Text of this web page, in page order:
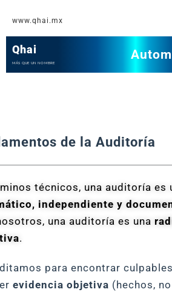
contenido
www.qhai.mx
Qhai
MÁS QUE UN NOMBRE
de la Auditoría
técnicos, una auditoría es
independiente y
una auditoría es una
.
para encontrar
evidencia objetiva (hechos,